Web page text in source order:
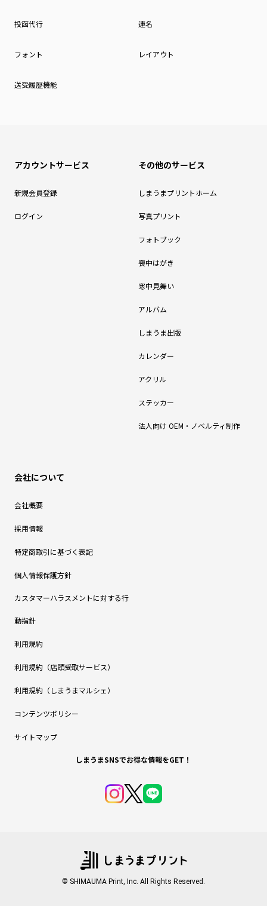
投函代行 連名
フォント レイアウト
送受履歴機能
アカウントサービス
新規会員登録
ログイン
その他のサービス
しまうまプリントホーム
写真プリント
フォトブック
喪中はがき
寒中見舞い
アルバム
しまうま出版
カレンダー
アクリル
ステッカー
法人向け OEM・ノベルティ制作
会社について
会社概要
採用情報
特定商取引に基づく表記
個人情報保護方針
カスタマーハラスメントに対する行
動指針
利用規約
利用規約（店頭受取サービス）
利用規約（しまうまマルシェ）
コンテンツポリシー
サイトマップ
しまうまSNSでお得な情報をGET！
© SHIMAUMA Print, Inc. All Rights Reserved.